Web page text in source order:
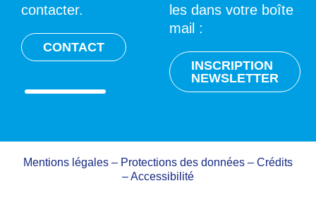
contacter.
CONTACT
les dans votre boîte
mail :
INSCRIPTION
NEWSLETTER
Mentions légales – Protections des données – Crédits
–Accessibilité